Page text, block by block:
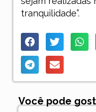
tranquilidade”.
Você pode